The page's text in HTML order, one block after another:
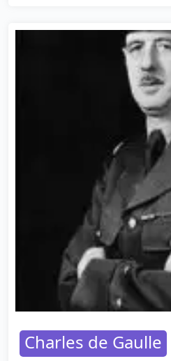
Charles de Gaulle